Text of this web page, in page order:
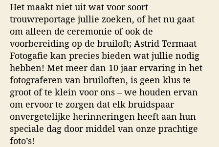
Het maakt niet uit wat voor soort
trouwreportage jullie zoeken, of het nu gaat
om alleen de ceremonie of ook de
voorbereiding op de bruiloft; Astrid Termaat
Fotogafie kan precies bieden wat jullie nodig
hebben! Met meer dan 10 jaar ervaring in het
fotograferen van bruiloften, is geen klus te
groot of te klein voor ons – we houden ervan
om ervoor te zorgen dat elk bruidspaar
onvergetelijke herinneringen heeft aan hun
speciale dag door middel van onze prachtige
foto’s!